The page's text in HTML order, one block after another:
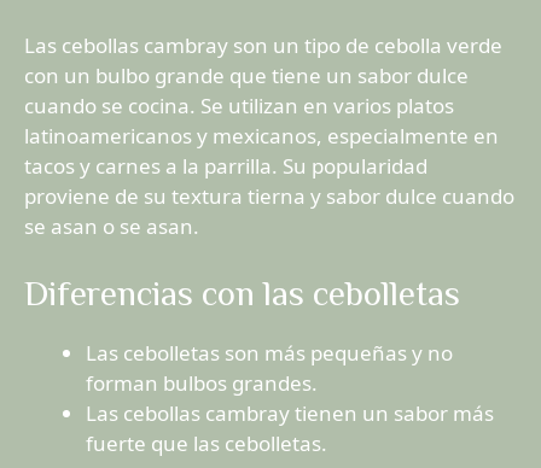
Las cebollas cambray son un tipo de cebolla verde
con un bulbo grande que tiene un sabor dulce
cuando se cocina. Se utilizan en varios platos
latinoamericanos y mexicanos, especialmente en
tacos y carnes a la parrilla. Su popularidad
proviene de su textura tierna y sabor dulce cuando
se asan o se asan.
Diferencias con las cebolletas
Las cebolletas son más pequeñas y no
forman bulbos grandes.
Las cebollas cambray tienen un sabor más
fuerte que las cebolletas.